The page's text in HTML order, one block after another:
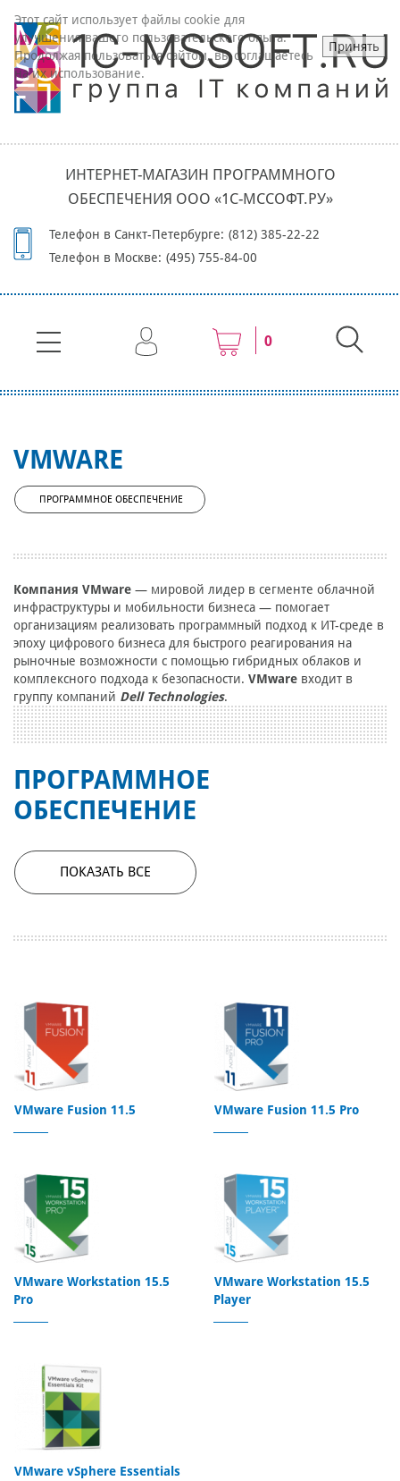
ИНТЕРНЕТ-МАГАЗИН ПРОГРАММНОГО
ОБЕСПЕЧЕНИЯ ООО «1С-МССОФТ.РУ»
Телефон в Санкт-Петербурге: (812) 385-22-22
Телефон в Москве: (495) 755-84-00
0
VMWARE
ПРОГРАММНОЕ ОБЕСПЕЧЕНИЕ
Компания VMware — мировой лидер в сегменте облачной
инфраструктуры и мобильности бизнеса — помогает
организациям реализовать программный подход к ИТ-среде в
эпоху цифрового бизнеса для быстрого реагирования на
рыночные возможности с помощью гибридных облаков и
комплексного подхода к безопасности. VMware входит в
группу компаний Dell Technologies.
ПРОГРАММНОЕ
ОБЕСПЕЧЕНИЕ
ПОКАЗАТЬ ВСЕ
VMware Fusion 11.5 VMware Fusion 11.5 Pro
VMware Workstation 15.5
Pro
VMware Workstation 15.5
Player
VMware vSphere Essentials
Этот сайт использует файлы cookie для
улучшения вашего пользовательского опыта.
Продолжая пользоваться сайтом, вы соглашаетесь
на их использование.
Принять